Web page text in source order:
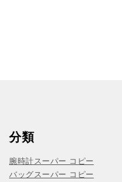
分類
腕時計スーパー コピー
バッグスーパー コピー